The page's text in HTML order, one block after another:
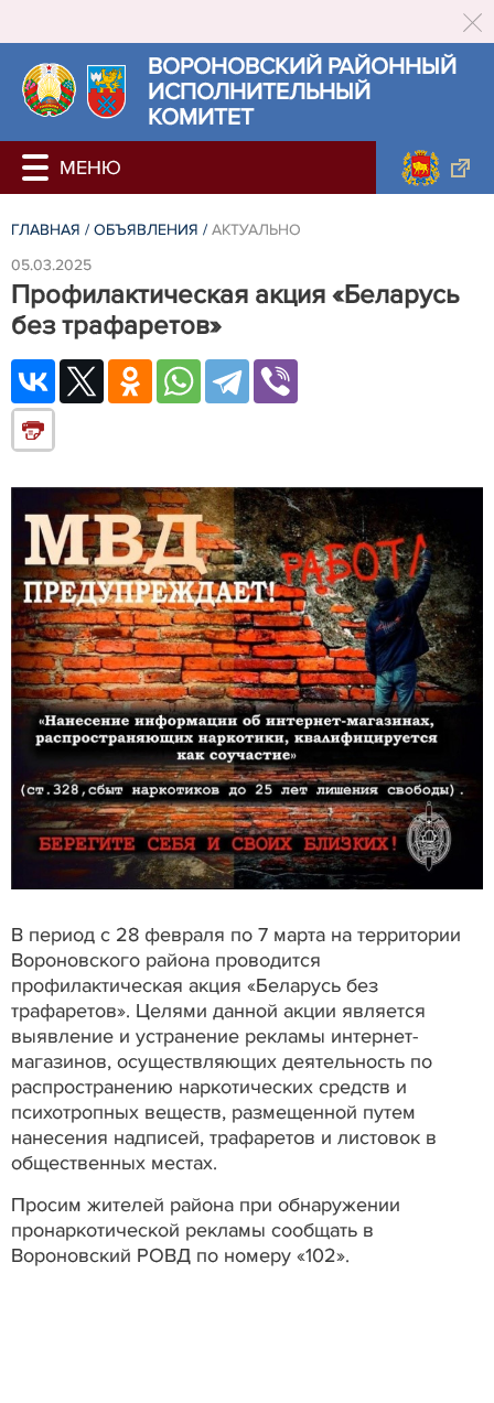
ВОРОНОВСКИЙ РАЙОННЫЙ
ИСПОЛНИТЕЛЬНЫЙ
КОМИТЕТ
ГЛАВНАЯ / ОБЪЯВЛЕНИЯ / АКТУАЛЬНО
05.03.2025
Профилактическая акция «Беларусь
без трафаретов»
В период с 28 февраля по 7 марта на территории
Вороновского района проводится
профилактическая акция «Беларусь без
трафаретов». Целями данной акции является
выявление и устранение рекламы интернет-
магазинов, осуществляющих деятельность по
распространению наркотических средств и
психотропных веществ, размещенной путем
нанесения надписей, трафаретов и листовок в
общественных местах.
Просим жителей района при обнаружении
пронаркотической рекламы сообщать в
Вороновский РОВД по номеру «102».